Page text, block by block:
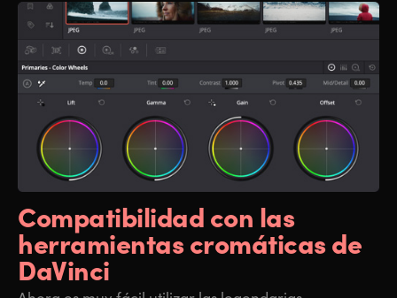
Compatibilidadcon las
herramientas cromáticas de
DaVinci